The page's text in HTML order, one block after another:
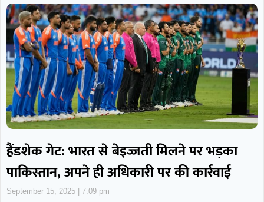
हैंडशेक गेट: भारत से बेइज्जती मिलने पर भड़का
पाकिस्तान, अपने ही अधिकारी पर की कार्रवाई
September 15, 2025 7:09 pm